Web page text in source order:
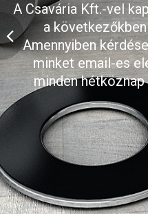
Tájékoztatjuk
utóbbi idők deviza
árváltoztatást kell
beszállítói
Reményeink
beszerzési
hosszútávra
Folyamatosan
Megértésüket
sikeres